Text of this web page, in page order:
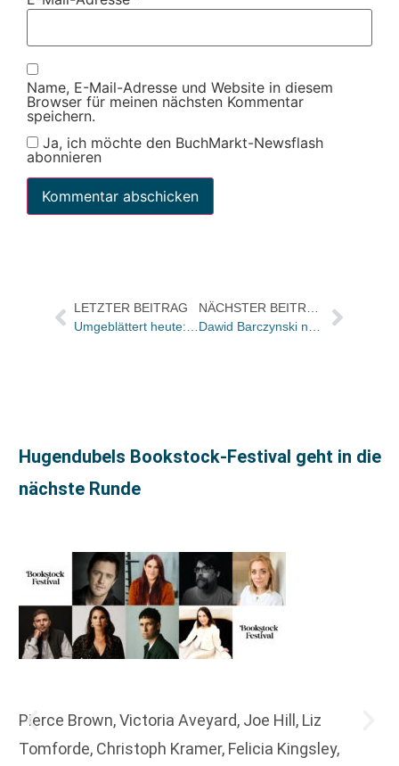
Name, E-Mail-Adresse und Website in diesem
Browser für meinen nächsten Kommentar
speichern.
Ja, ich möchte den BuchMarkt-Newsflash
abonnieren
LETZTER BEITRAG
Hugendubels Bookstock-Festival geht in die
nächste Runde
Pierce Brown, Victoria Aveyard, Joe Hill, Liz
Tomforde, Christoph Kramer, Felicia Kingsley,